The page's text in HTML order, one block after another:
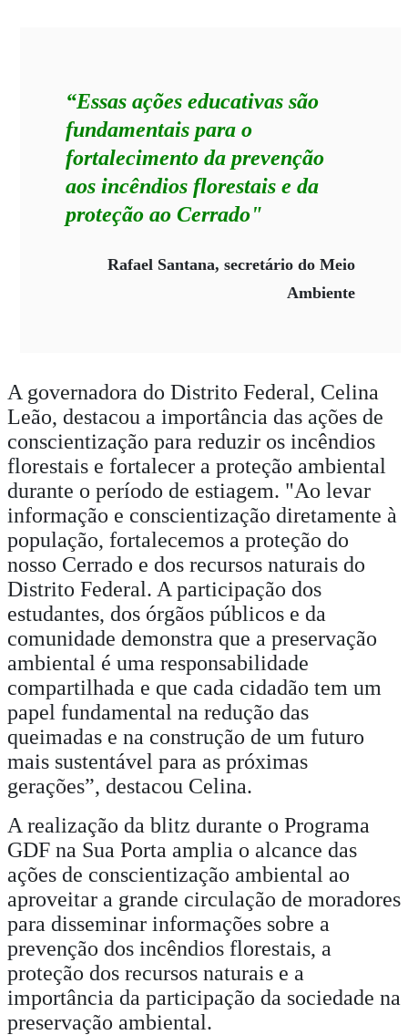
“Essas ações educativas são
fundamentais para o
fortalecimento da prevenção
aos incêndios florestais e da
proteção ao Cerrado"
Rafael Santana, secretário do Meio
Ambiente
A governadora do Distrito Federal, Celina
Leão, destacou a importância das ações de
conscientização para reduzir os incêndios
florestais e fortalecer a proteção ambiental
durante o período de estiagem. "Ao levar
informação e conscientização diretamente à
população, fortalecemos a proteção do
nosso Cerrado e dos recursos naturais do
Distrito Federal. A participação dos
estudantes, dos órgãos públicos e da
comunidade demonstra que a preservação
ambiental é uma responsabilidade
compartilhada e que cada cidadão tem um
papel fundamental na redução das
queimadas e na construção de um futuro
mais sustentável para as próximas
gerações”, destacou Celina.
A realização da blitz durante o Programa
GDF na Sua Porta amplia o alcance das
ações de conscientização ambiental ao
aproveitar a grande circulação de moradores
para disseminar informações sobre a
prevenção dos incêndios florestais, a
proteção dos recursos naturais e a
importância da participação da sociedade na
preservação ambiental.